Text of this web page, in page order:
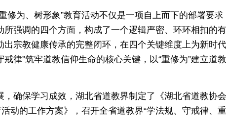
修为、树形象”教育活动不仅是一项自上而下的部署要
强调的四个方面，构成了一个逻辑严密、环环相扣的
宗教健康传承的完整闭环，在四个关键维度上为新时
律”筑牢道教信仰生命的核心关键，以“重修为”建立道
确保学习成效，湖北省道教界制定了《湖北省道教协
动的工作方案》，召开全省道教界“学法规、守戒律、